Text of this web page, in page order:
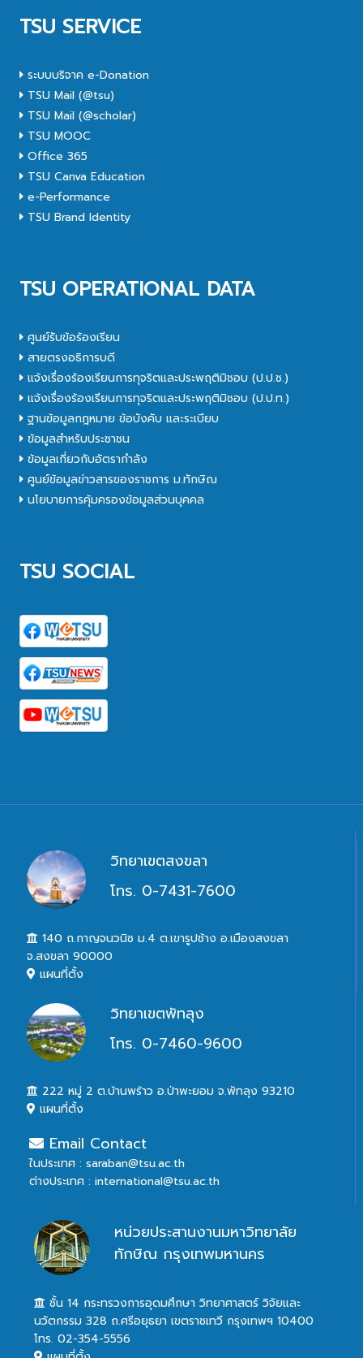
TSU SERVICE
ระบบบริจาค e-Donation
TSU Mail (@tsu)
TSU Mail (@scholar)
TSU MOOC
Office 365
TSU Canva Education
e-Performance
TSU Brand Identity
TSU OPERATIONAL DATA
ศูนย์รับข้อร้องเรียน
สายตรงอธิการบดี
แจ้งเรื่องร้องเรียนการทุจริตและประพฤติมิชอบ (ป.ป.ช.)
แจ้งเรื่องร้องเรียนการทุจริตและประพฤติมิชอบ (ป.ป.ท.)
ฐานข้อมูลกฎหมาย ข้อบังคับ และระเบียบ
ข้อมูลสำหรับประชาชน
ข้อมูลเกี่ยวกับอัตรากำลัง
ศูนย์ข้อมูลข่าวสารของราชการ ม.ทักษิณ
นโยบายการคุ้มครองข้อมูลส่วนบุคคล
TSU SOCIAL
วิทยาเขตสงขลา
โทร. 0-7431-7600
140 ถ.กาญจนวนิช ม.4 ต.เขารูปช้าง อ.เมืองสงขลา
จ.สงขลา 90000
แผนที่ตั้ง
วิทยาเขตพัทลุง
โทร. 0-7460-9600
222 หมู่ 2 ต.บ้านพร้าว อ.ป่าพะยอม จ.พัทลุง 93210
แผนที่ตั้ง
Email Contact
ในประเทศ : saraban@tsu.ac.th
ต่างประเทศ : international@tsu.ac.th
หน่วยประสานงานมหาวิทยาลัย
ทักษิณ กรุงเทพมหานคร
ชั้น 14 กระทรวงการอุดมศึกษา วิทยาศาสตร์ วิจัยและ
นวัตกรรม 328 ถ.ศรีอยุธยา เขตราชเทวี กรุงเทพฯ 10400
โทร. 02-354-5556